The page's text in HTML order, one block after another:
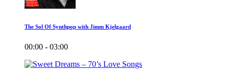
The Sol Of Synthpop with Jimm Kjelgaard
00:00 - 03:00